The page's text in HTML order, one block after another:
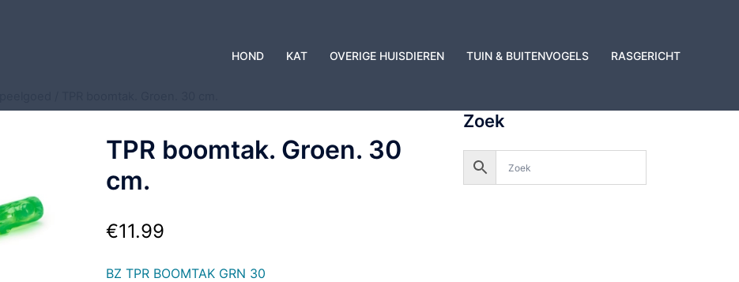
HOND KAT OVERIGE HUISDIEREN TUIN & BUITENVOGELS RASGERICHT
TPR boomtak. Groen. 30
cm.
€11.99
BZ TPR BOOMTAK GRN 30
Zoek